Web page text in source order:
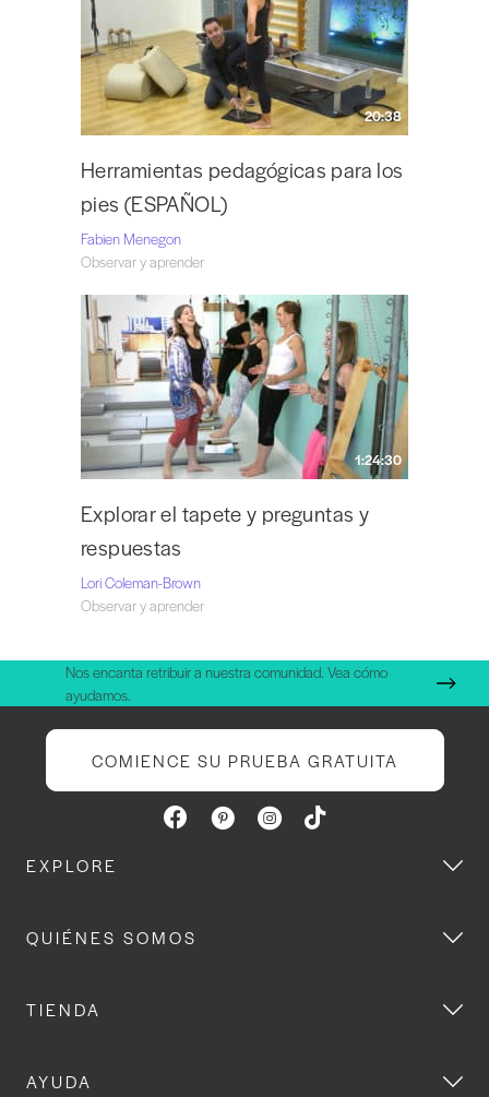
20:38
Herramientas pedagógicas para los
pies (ESPAÑOL)
Fabien Menegon
Observar y aprender
1:24:30
Explorar el tapete y preguntas y
respuestas
Lori Coleman-Brown
Observar y aprender
Nos encanta retribuir a nuestra comunidad. Vea cómo
ayudamos.
COMIENCE SU PRUEBA GRATUITA
EXPLORE
QUIÉNES SOMOS
TIENDA
AYUDA